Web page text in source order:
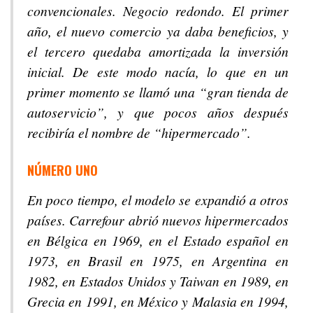
convencionales. Negocio redondo. El primer
año, el nuevo comercio ya daba beneficios, y
el tercero quedaba amortizada la inversión
inicial. De este modo nacía, lo que en un
primer momento se llamó una “gran tienda de
autoservicio”, y que pocos años después
recibiría el nombre de “hipermercado”.
NÚMERO UNO
En poco tiempo, el modelo se expandió a otros
países. Carrefour abrió nuevos hipermercados
en Bélgica en 1969, en el Estado español en
1973, en Brasil en 1975, en Argentina en
1982, en Estados Unidos y Taiwan en 1989, en
Grecia en 1991, en México y Malasia en 1994,